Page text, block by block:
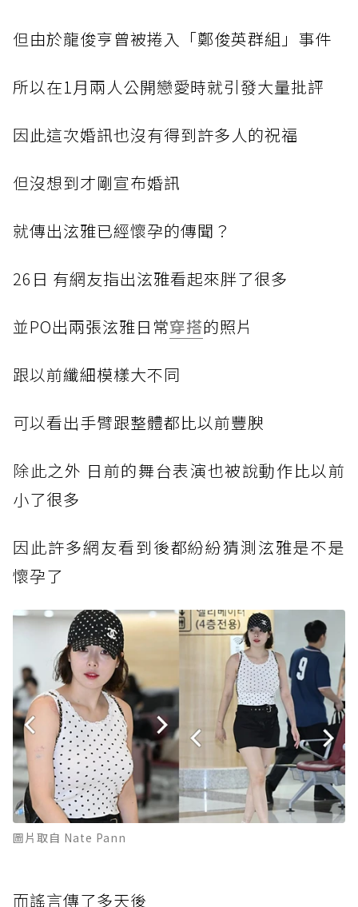
但由於龍俊亨曾被捲入「鄭俊英群組」事件
所以在1月兩人公開戀愛時就引發大量批評
因此這次婚訊也沒有得到許多人的祝福
但沒想到才剛宣布婚訊
就傳出泫雅已經懷孕的傳聞？
26 日 有網友指出泫雅看起來胖了很多
並PO出兩張泫雅日常穿搭的照片
跟以前纖細模樣大不同
可以看出手臂跟整體都比以前豐腴
除此之外 日前的舞台表演也被說動作比以前
小了很多
因此許多網友看到後都紛紛猜測泫雅是不是
懷孕了
圖片取自 Nate Pann
而謠言傳了多天後